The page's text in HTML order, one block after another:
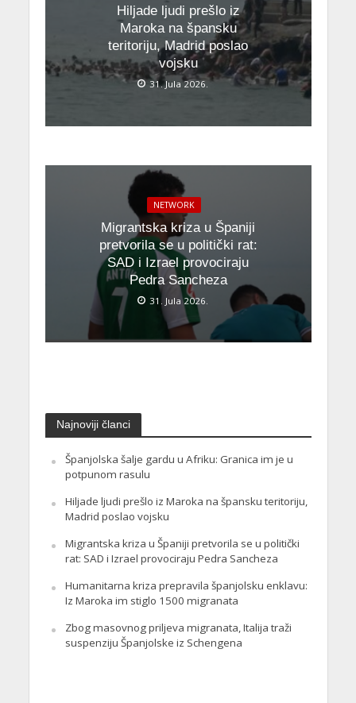
Hiljade ljudi prešlo iz
Maroka na špansku
teritoriju, Madrid poslao
vojsku
31. Jula 2026.
NETWORK
Migrantska kriza u Španiji
pretvorila se u politički rat:
SAD i Izrael provociraju
Pedra Sancheza
31. Jula 2026.
Najnoviji članci
Španjolska šalje gardu u Afriku: Granica im je u
potpunom rasulu
Hiljade ljudi prešlo iz Maroka na špansku teritoriju,
Madrid poslao vojsku
Migrantska kriza u Španiji pretvorila se u politički
rat: SAD i Izrael provociraju Pedra Sancheza
Humanitarna kriza prepravila španjolsku enklavu:
Iz Maroka im stiglo 1500 migranata
Zbog masovnog priljeva migranata, Italija traži
suspenziju Španjolske iz Schengena